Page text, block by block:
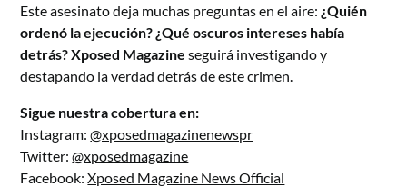
Este asesinato deja muchas preguntas en el aire: ¿Quién
ordenó la ejecución? ¿Qué oscuros intereses había
detrás?Xposed Magazine seguirá investigando y
destapando la verdad detrás de este crimen.
Sigue nuestra cobertura en:
Instagram:@xposedmagazinenewspr
Twitter:@xposedmagazine
Facebook:Xposed Magazine News Official